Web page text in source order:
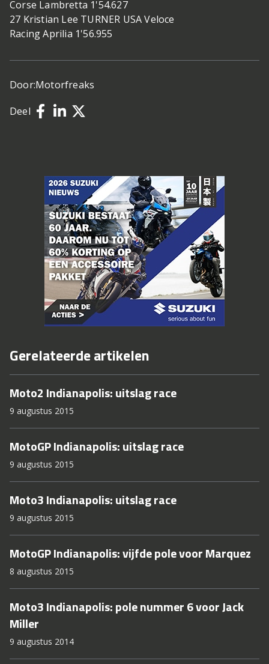
Corse Lambretta 1'54.627
27 Kristian Lee TURNER USA Veloce
Racing Aprilia 1'56.955
Door:Motorfreaks
Deel
Gerelateerde artikelen
Moto2 Indianapolis: uitslag race
9 augustus 2015
MotoGP Indianapolis: uitslag race
9 augustus 2015
Moto3 Indianapolis: uitslag race
9 augustus 2015
MotoGP Indianapolis: vijfde pole voor Marquez
8 augustus 2015
Moto3 Indianapolis: pole nummer 6 voor Jack
Miller
9 augustus 2014